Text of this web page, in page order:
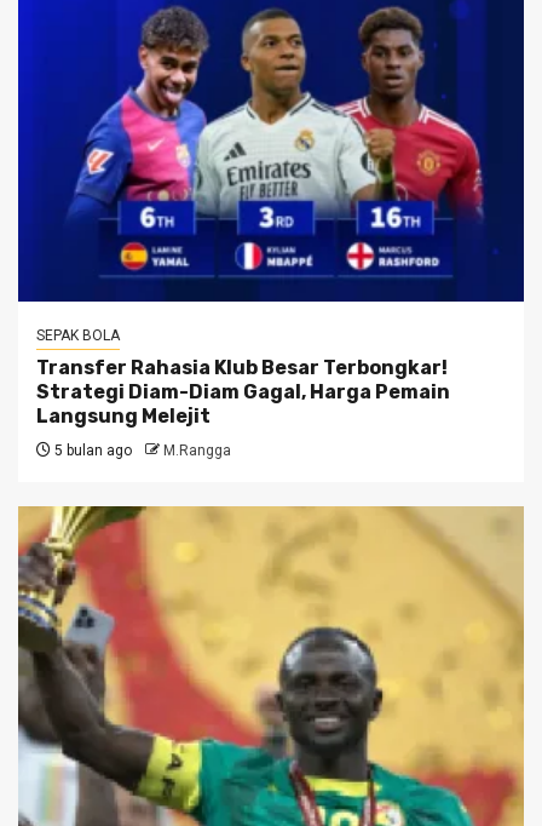
SEPAK BOLA
Transfer Rahasia Klub Besar Terbongkar!
Strategi Diam-Diam Gagal, Harga Pemain
Langsung Melejit
5 bulan ago M.Rangga